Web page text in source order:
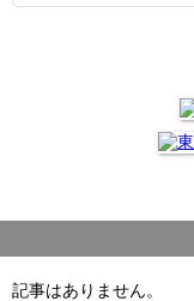
記事はありません。